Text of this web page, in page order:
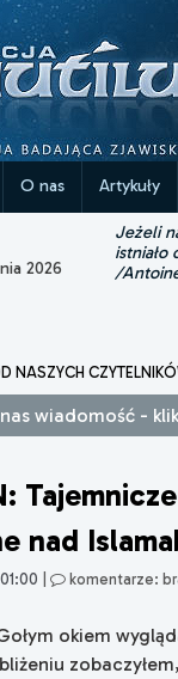
O nas Artykuły
2026
Jeżeli
istniało
/
NASZYCH
wiadomość -
nad
01:00 | komentarze:
okiem